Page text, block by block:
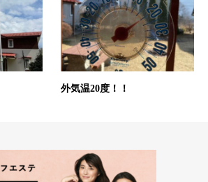
外気温20度！！